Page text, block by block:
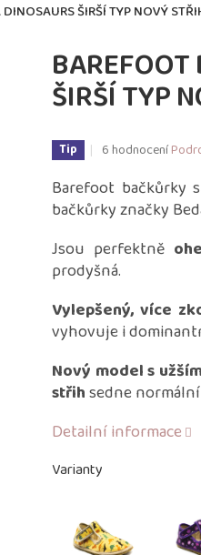
ŠIRŠÍ TYP NOVÝ
BAREFOOT
ŠIRŠÍ TYP
Tip
Průměrné
produktu
je
4,0
5
hvězdiček.
6 hodnocení
Varianty
Barefoot bačkůrky
bačkůrky značky
Jsou perfektně
prodyšná.
Vylepšený, více
vyhovuje i
Nový model s
střihsedne
Detailní informace